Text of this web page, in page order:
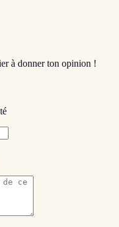
à donner ton opinion !